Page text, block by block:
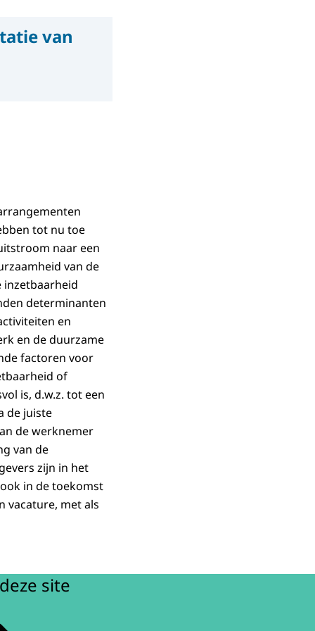
van
tot nu toe
naar een
van de
inzetbaarheid
determinanten
en
en de duurzame
factoren voor
of
is, d.w.z. tot een
de juiste
de werknemer
van de
zijn in het
in de toekomst
vacature, met als
site